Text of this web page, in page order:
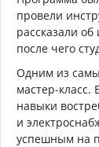
провели
рассказали
после чего
Одним из
мастер-класс.
навыки
и
успешным на